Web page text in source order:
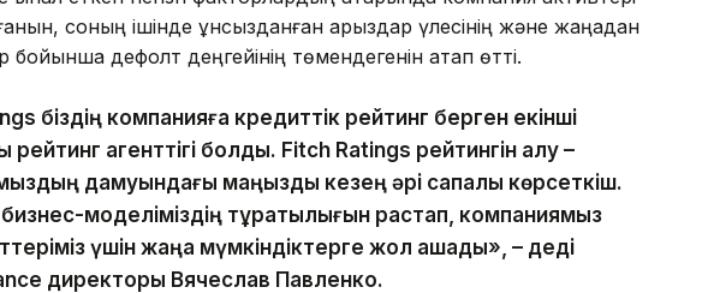
соның ішінде құнсызданған қарыздар үлесінің және жаңадан
бойынша дефолт деңгейінің төмендегенін атап өтті.
біздің компанияға кредиттік рейтинг берген екінші
рейтинг агенттігі болды. Fitch Ratings рейтингін алу –
дамуындағы маңызды кезең әрі сапалы көрсеткіш.
бизнес-моделіміздің тұрақтылығын растап, компаниямыз
үшін жаңа мүмкіндіктерге жол ашады», – деді
директоры Вячеслав Павленко.